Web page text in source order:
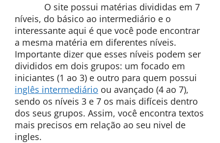
O site possui matérias divididas em 7
níveis, do básico ao intermediário e o
interessante aqui é que você pode encontrar
a mesma matéria em diferentes níveis.
Importante dizer que esses níveis podem ser
divididos em dois grupos: um focado em
iniciantes (1 ao 3) e outro para quem possui
inglês intermediário ou avançado (4 ao 7),
sendo os níveis 3 e 7 os mais difíceis dentro
dos seus grupos. Assim, você encontra textos
mais precisos em relação ao seu nivel de
ingles.